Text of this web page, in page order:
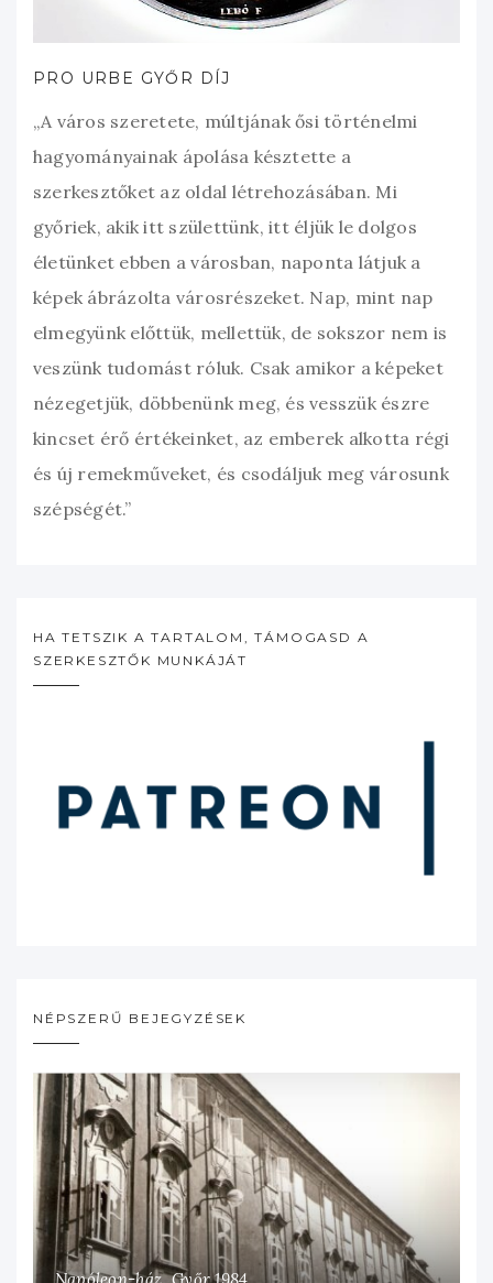
PRO URBE GYŐR DÍJ
„A város szeretete, múltjának ősi történelmi
hagyományainak ápolása késztette a
szerkesztőket az oldal létrehozásában. Mi
győriek, akik itt születtünk, itt éljük le dolgos
életünket ebben a városban, naponta látjuk a
képek ábrázolta városrészeket. Nap, mint nap
elmegyünk előttük, mellettük, de sokszor nem is
veszünk tudomást róluk. Csak amikor a képeket
nézegetjük, döbbenünk meg, és vesszük észre
kincset érő értékeinket, az emberek alkotta régi
és új remekműveket, és csodáljuk meg városunk
szépségét.”
HA TETSZIK A TARTALOM, TÁMOGASD A
SZERKESZTŐK MUNKÁJÁT
NÉPSZERŰ BEJEGYZÉSEK